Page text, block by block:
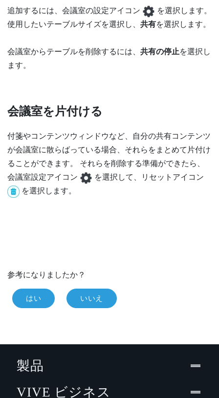
追加するには、会議室の設定アイコン
を選択します。
使用したいテーブルサイズを選択し、 共有を選択します。
会議室からテーブルを削除するには、 共有の停止を選択し
ます。
会議室を片付ける
付箋やコンテンツウィンドウなど、自分の共有コンテンツ
が会議室に散らばっている場合、それらをまとめて片付け
ることができます。 それらを削除する準備ができたら、
会議室設定アイコン
を選択して、リセットアイコン
を選択します。
参考になりましたか？
はい いいえ
製品
VIVE ビジネス